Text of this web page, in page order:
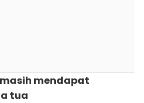
mendapat
tua